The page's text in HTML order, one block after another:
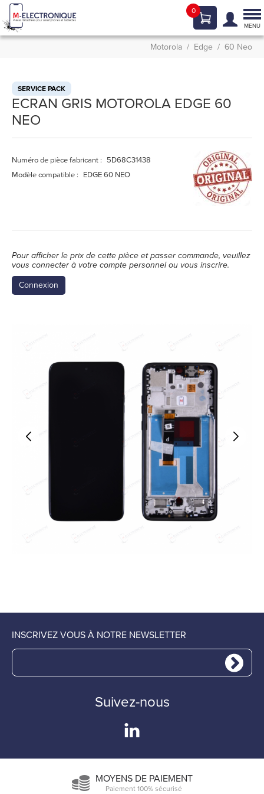
0
MENU
Motorola Edge 60 Neo
SERVICE PACK
ECRAN GRIS MOTOROLA EDGE 60
NEO
Numéro de pièce fabricant :
5D68C31438
Modèle compatible :
EDGE 60 NEO
Pour afficher le prix de cette pièce et passer commande, veuillez
vous connecter à votre compte personnel ou vous inscrire.
Connexion
INSCRIVEZ VOUS À NOTRE NEWSLETTER
Suivez-nous
MOYENS DE PAIEMENT
Paiement 100% sécurisé